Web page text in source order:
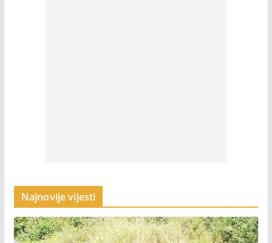
Najnovije vijesti